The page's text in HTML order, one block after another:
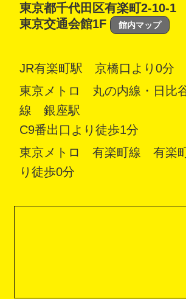
東京都千代田区有楽町2-10-1
東京交通会館1F
館内マップ
JR有楽町駅 京橋口より0分
東京メトロ 丸の内線・日比
線 銀座駅
C9番出口より徒歩1分
東京メトロ 有楽町線 有楽
り徒歩0分